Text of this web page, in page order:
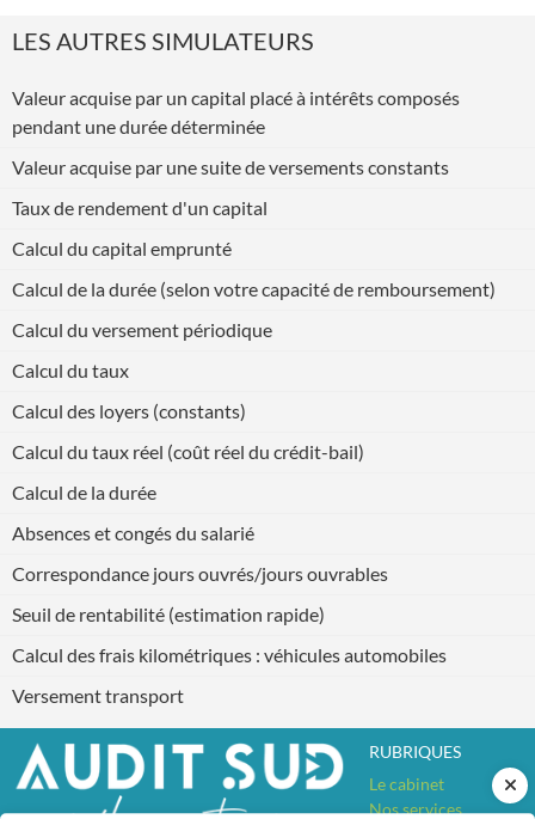
LES AUTRES SIMULATEURS
Valeur acquise par un capital placé à intérêts composés
pendant une durée déterminée
Valeur acquise par une suite de versements constants
Taux de rendement d'un capital
Calcul du capital emprunté
Calcul de la durée (selon votre capacité de remboursement)
Calcul du versement périodique
Calcul du taux
Calcul des loyers (constants)
Calcul du taux réel (coût réel du crédit-bail)
Calcul de la durée
Absences et congés du salarié
Correspondance jours ouvrés/jours ouvrables
Seuil de rentabilité (estimation rapide)
Calcul des frais kilométriques : véhicules automobiles
Versement transport
RUBRIQUES
Le cabinet
Nos services